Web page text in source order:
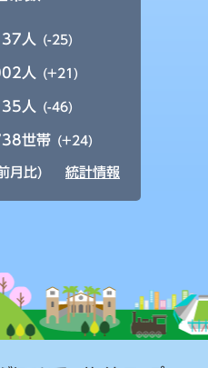
人 (-25)
人 (+21)
人 (-46)
世帯 (+24)
月比) 統計情報